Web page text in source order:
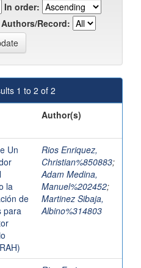
In order:
Authors/Record:
1 to 2 of 2
Author(s)
Un
la
de
para
Rios Enriquez,
Christian%850883;
Adam Medina,
Manuel%202452;
Martinez Sibaja,
Albino%314803